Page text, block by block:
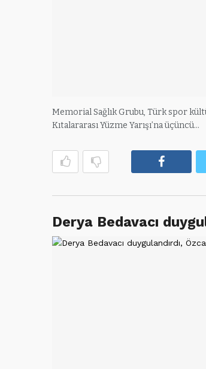
Memorial Sağlık Grubu, Türk spor
Kıtalararası Yüzme Yarışı’na üçüncü…
Derya Bedavacı